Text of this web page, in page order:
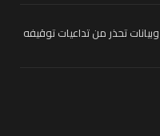
تحذر من تداعيات توقيفه